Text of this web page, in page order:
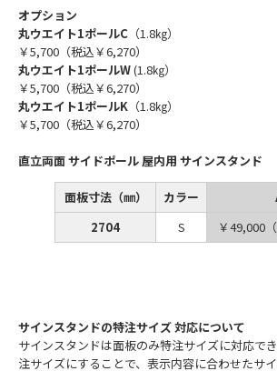
オプション
丸ウエイト1ポールC （1.8㎏）
￥5,700（税込￥6,270）
丸ウエイト1ポールW(1.8㎏）
￥5,700（税込￥6,270）
丸ウエイト1ポールK （1.8㎏）
￥5,700（税込￥6,270）
直立両面 サイドポール 屋内用 サインスタンド
面板寸法（㎜） カラー
2704
S ￥49,000
サインスタンドの特注サイズ 対応について
サインスタンドは面板のみ特注サイズに対応で
注サイズにすることで、表示内容に合わせたサ